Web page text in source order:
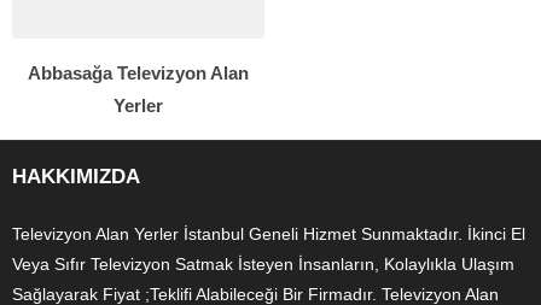
Abbasağa Televizyon Alan
Yerler
HAKKIMIZDA
Televizyon Alan Yerler İstanbul Geneli Hizmet Sunmaktadır. İkinci El
Veya Sıfır Televizyon Satmak İsteyen İnsanların, Kolaylıkla Ulaşım
Sağlayarak Fiyat ;Teklifi Alabileceği Bir Firmadır. Televizyon Alan